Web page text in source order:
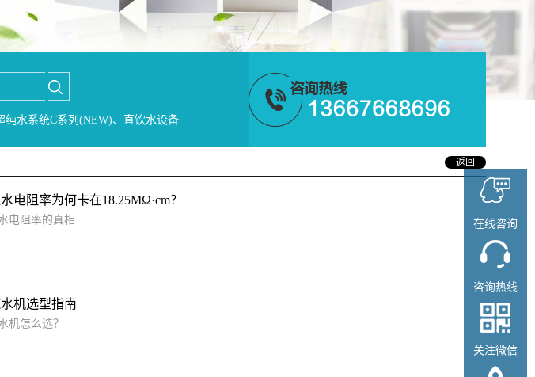
水系统C系列(NEW)、直饮水设备
返回
电阻率为何卡在18.25MΩ·cm？
电阻率的真相
机选型指南
机怎么选？
在线咨询
咨询热线
关注微信